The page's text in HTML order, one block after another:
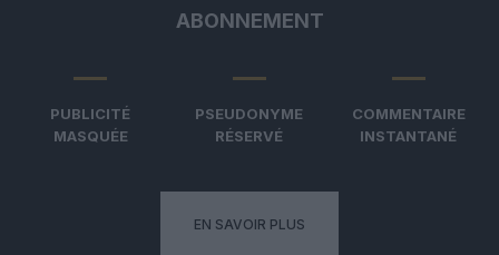
ABONNEMENT
PUBLICITÉ
MASQUÉE
PSEUDONYME
RÉSERVÉ
COMMENTAIRE
INSTANTANÉ
EN SAVOIR PLUS